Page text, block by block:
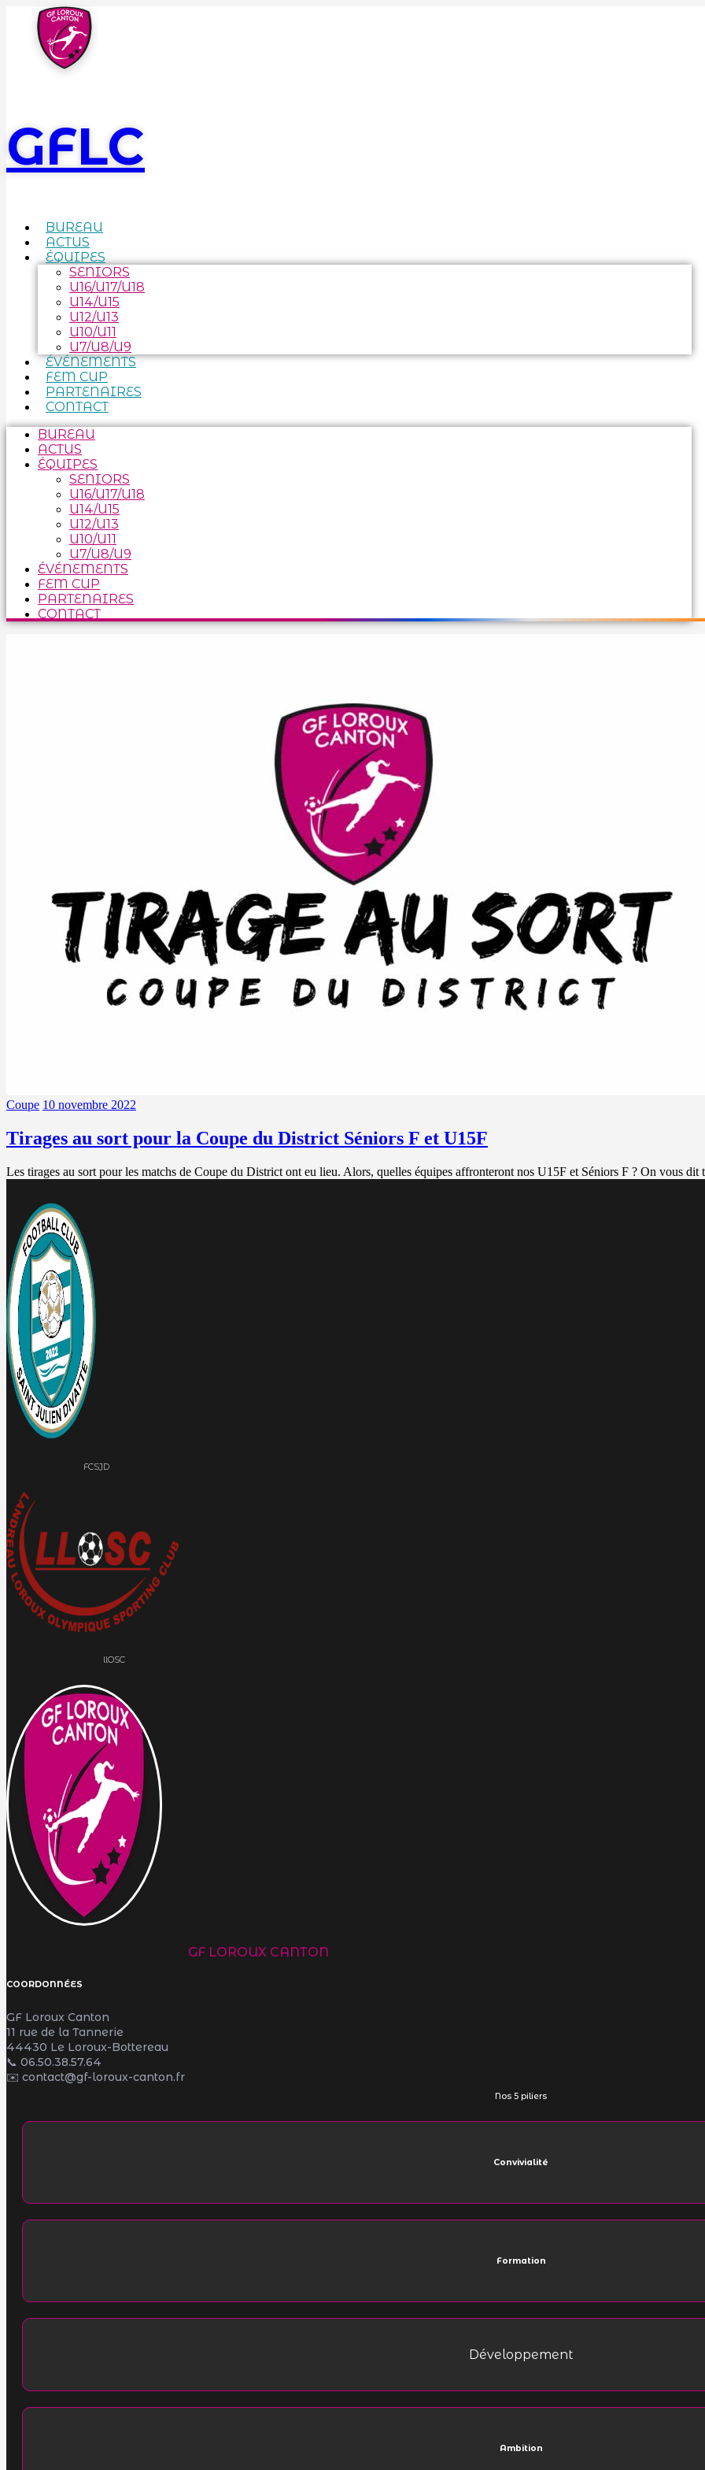
GFLC
BUREAU
ACTUS
ÉQUIPES
SENIORS
U16/U17/U18
U14/U15
U12/U13
U10/U11
U7/U8/U9
ÉVÉNEMENTS
FEM CUP
PARTENAIRES
CONTACT
BUREAU
ACTUS
ÉQUIPES
SENIORS
U16/U17/U18
U14/U15
U12/U13
U10/U11
U7/U8/U9
ÉVÉNEMENTS
FEM CUP
PARTENAIRES
CONTACT
Coupe 10 novembre 2022
Tirages au sort pour la Coupe du District Séniors F et U15F
Les tirages au sort pour les matchs de Coupe du District ont eu lieu. Alors, quelles équipes affronteront nos U15F et Séniors F ? On vous dit
FCSJD
llOSC
GF LOROUX CANTON
COORDONNÉES
GF Loroux Canton
11 rue de la Tannerie
44430 Le Loroux-Bottereau
📞 06.50.38.57.64
✉️ contact@gf-loroux-canton.fr
Nos 5 piliers
Convivialité
Formation
Développement
Ambition